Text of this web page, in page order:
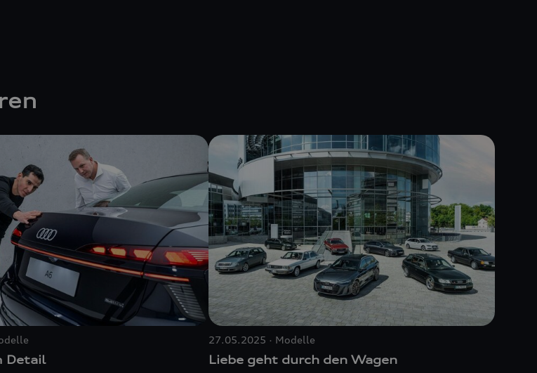
Detail
27.05.2025 Modelle
Liebe geht durch den Wagen